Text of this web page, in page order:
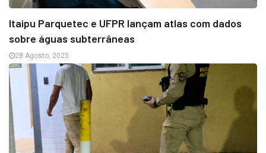
Itaipu Parquetec e UFPR lançam atlas com dados
sobre águas subterrâneas
28 Agosto, 2025